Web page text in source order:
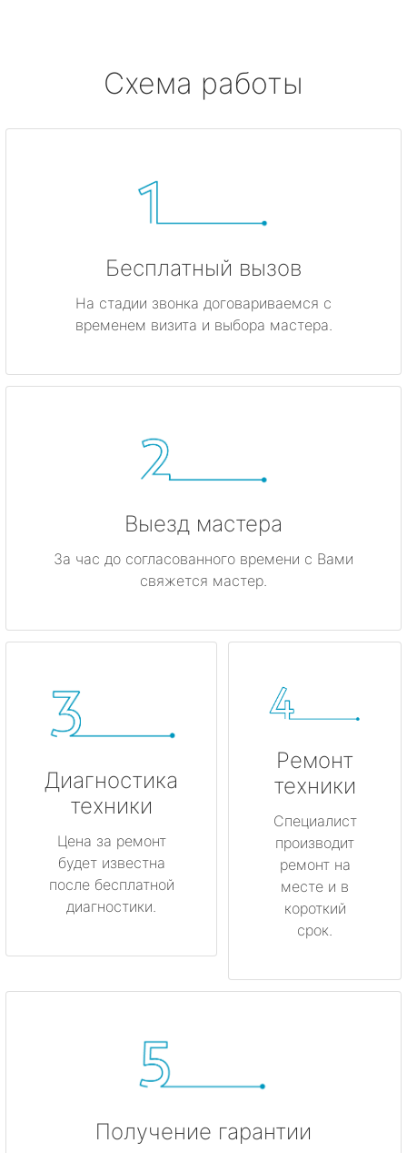
Схема работы
Бесплатный вызов
На стадии звонка договариваемся с
временем визита и выбора мастера.
Выезд мастера
За час до согласованного времени с Вами
свяжется мастер.
Диагностика
техники
Цена за ремонт
будет известна
после бесплатной
диагностики.
Ремонт
техники
Специалист
производит
ремонт на
месте и в
короткий
срок.
Получение гарантии